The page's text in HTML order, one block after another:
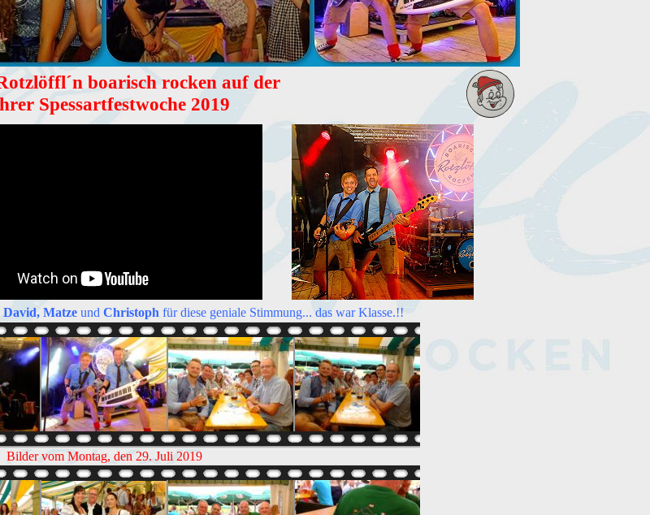
boarisch rocken auf der
Spessartfestwoche 2019
David, Matzeund Christoph für diese geniale Stimmung... das war Klasse.!!
Bilder vom Montag, den 29. Juli 2019